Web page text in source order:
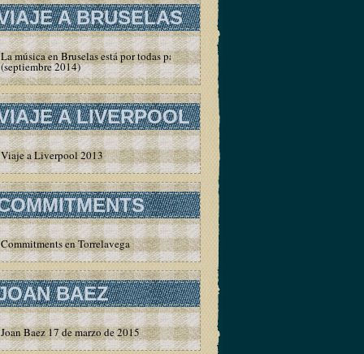
A BRUSELAS
La música en Bruselas está por todas partes
(septiembre 2014)
A LIVERPOOL
Viaje a Liverpool 2013
Commitments en Torrelavega
BAEZ
Joan Baez 17 de marzo de 2015